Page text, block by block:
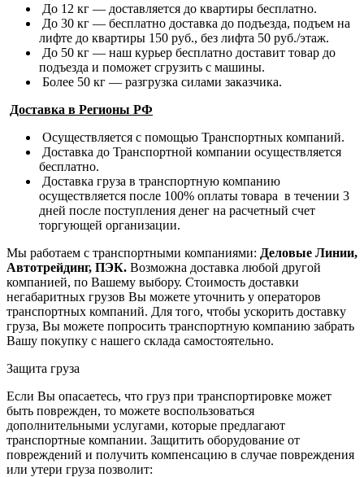
До 12 кг — доставляется до квартиры бесплатно.
До 30 кг — бесплатно доставка до подъезда, подъем на
лифте до квартиры 150 руб., без лифта 50 руб./этаж.
До 50 кг — наш курьер бесплатно доставит товар до
подъезда и поможет сгрузить с машины.
Более 50 кг — разгрузка силами заказчика.
Доставка в Регионы РФ
Осуществляется с помощью Транспортных компаний.
Доставка до Транспортной компании осуществляется
бесплатно.
Доставка груза в транспортную компанию
осуществляется после 100% оплаты товара в течении 3
дней после поступления денег на расчетный счет
торгующей организации.
Мы работаем с транспортными компаниями: Деловые Линии,
Автотрейдинг, ПЭК. Возможна доставка любой другой
компанией, по Вашему выбору. Стоимость доставки
негабаритных грузов Вы можете уточнить у операторов
транспортных компаний. Для того, чтобы ускорить доставку
груза, Вы можете попросить транспортную компанию забрать
Вашу покупку с нашего склада самостоятельно.
Защита груза
Если Вы опасаетесь, что груз при транспортировке может
быть поврежден, то можете воспользоваться
дополнительными услугами, которые предлагают
транспортные компании. Защитить оборудование от
повреждений и получить компенсацию в случае повреждения
или утери груза позволит: